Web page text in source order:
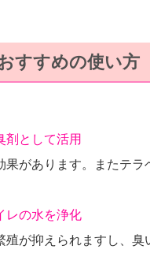
すすめの使い方
剤として活用
果があります。またテラ
レの水を浄化
が抑えられますし、臭